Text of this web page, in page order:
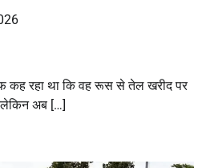
कह रहा था कि वह रूस से तेल खरीद पर
लेकिन अब […]